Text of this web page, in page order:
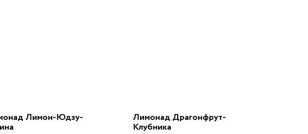
Лимон-Юдзу- Лимонад Драгонфрут-
Клубника